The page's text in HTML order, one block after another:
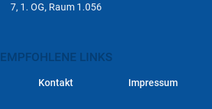
7, 1. OG, Raum 1.056
EMPFOHLENE LINKS
Kontakt Impressum